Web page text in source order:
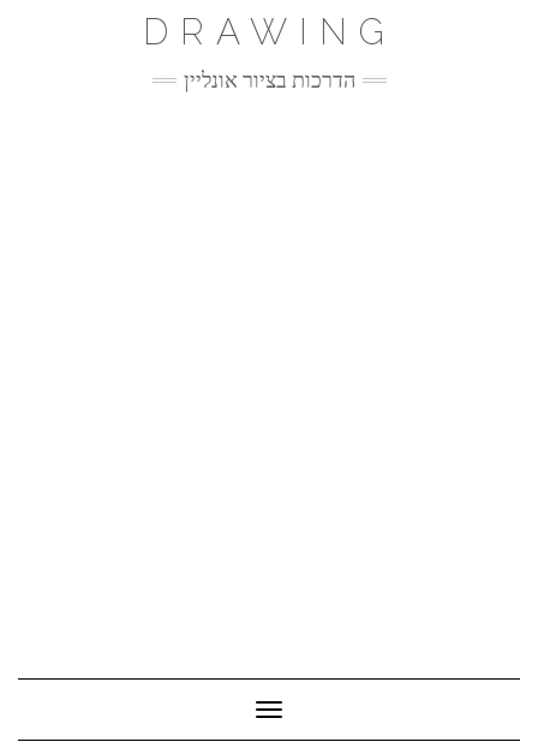
DRAWING
הדרכות בציור אונליין
Toggle Navigation